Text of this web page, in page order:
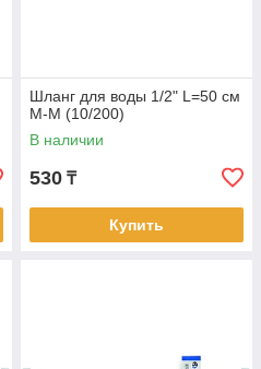
Шланг для воды 1/2" L=50 см
М-М (10/200)
В наличии
530 ₸
Купить